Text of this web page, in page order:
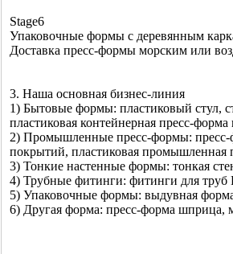
Stage6
Упаковочные формы с деревянным
Доставка пресс-формы морским или
3. Наша основная бизнес-линия
1) Бытовые формы: пластиковый стул,
пластиковая контейнерная пресс-форма
2) Промышленные пресс-формы: пресс-
покрытий, пластиковая промышленная
3) Тонкие настенные формы: тонкая
4) Трубные фитинги: фитинги для
5) Упаковочные формы: выдувная
6) Другая форма: пресс-форма шприца,